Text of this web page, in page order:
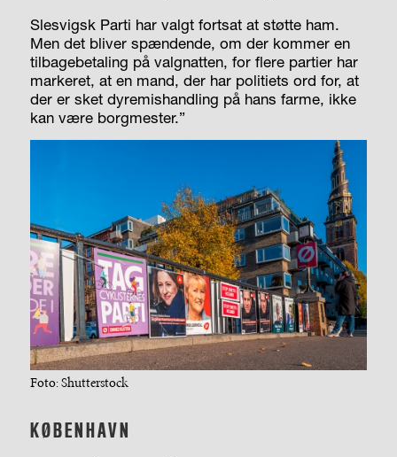
Slesvigsk Parti har valgt fortsat at støtte ham.
Men det bliver spændende, om der kommer en
tilbagebetaling på valgnatten, for flere partier har
markeret, at en mand, der har politiets ord for, at
der er sket dyremishandling på hans farme, ikke
kan være borgmester.”
Foto: Shutterstock
KØBENHAVN